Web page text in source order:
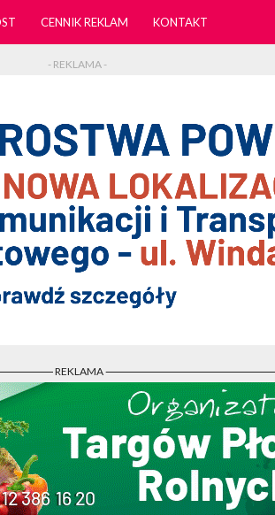
CENNIK REKLAM KONTAKT
- REKLAMA -
- REKLAMA -